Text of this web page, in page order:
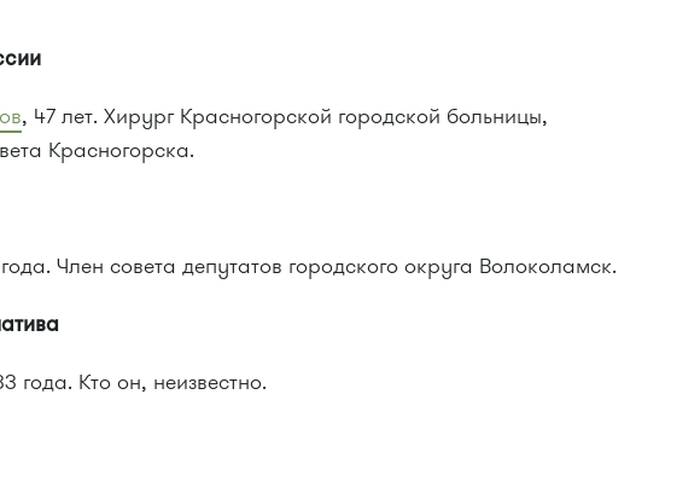
, 47 лет. Хирург Красногорской городской больницы,
Красногорска.
Член совета депутатов городского округа Волоколамск.
года. Кто он, неизвестно.